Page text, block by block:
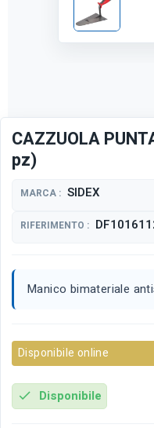
CAZZUOLA
pz)
MARCA : SIDEX
RIFERIMENTO :
Manico bimateriale
Disponibile online
check Disponibile